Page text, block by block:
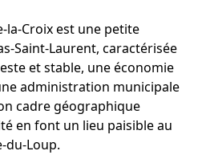
la-Croix est une petite
Saint-Laurent, caractérisée
et stable, une économie
administration municipale
cadre géographique
en font un lieu paisible au
du-Loup.